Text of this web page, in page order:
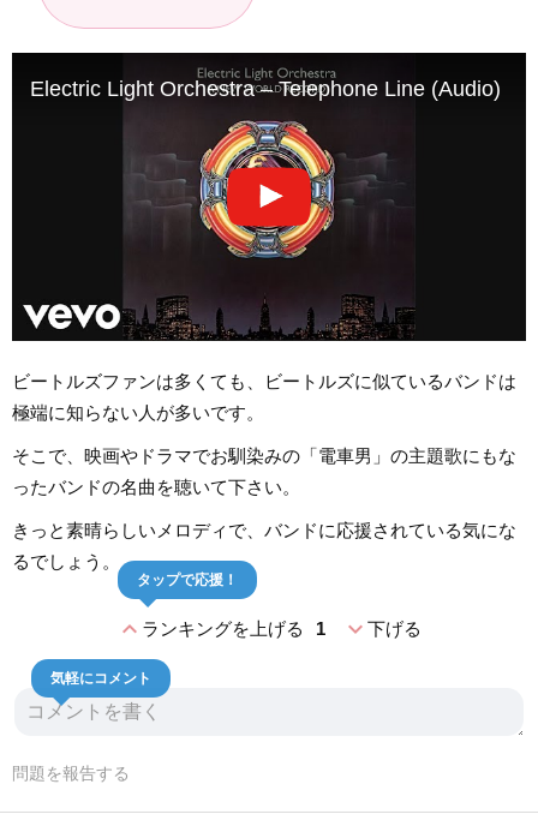
Electric Light Orchestra – Telephone Line (Audio)
ビートルズファンは多くても、ビートルズに似ているバンドは
極端に知らない人が多いです。
そこで、映画やドラマでお馴染みの「電車男」の主題歌にもな
ったバンドの名曲を聴いて下さい。
きっと素晴らしいメロディで、バンドに応援されている気にな
るでしょう。
expand_lessランキングを上げる 1
タップで応援！
expand_more下げる
気軽にコメント
問題を報告する